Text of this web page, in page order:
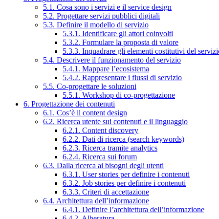
5.1. Cosa sono i servizi e il service design
5.2. Progettare servizi pubblici digitali
5.3. Definire il modello di servizio
5.3.1. Identificare gli attori coinvolti
5.3.2. Formulare la proposta di valore
5.3.3. Inquadrare gli elementi costitutivi del
5.4. Descrivere il funzionamento del servizio
5.4.1. Mappare l’ecosistema
5.4.2. Rappresentare i flussi di servizio
5.5. Co-progettare le soluzioni
5.5.1. Workshop di co-progettazione
6. Progettazione dei contenuti
6.1. Cos’è il content design
6.2. Ricerca utente sui contenuti e il linguaggio
6.2.1. Content discovery
6.2.2. Dati di ricerca (search keywords)
6.2.3. Ricerca tramite analytics
6.2.4. Ricerca sui forum
6.3. Dalla ricerca ai bisogni degli utenti
6.3.1. User stories per definire i contenuti
6.3.2. Job stories per definire i contenuti
6.3.3. Criteri di accettazione
6.4. Architettura dell’informazione
6.4.1. Definire l’architettura dell’informazione